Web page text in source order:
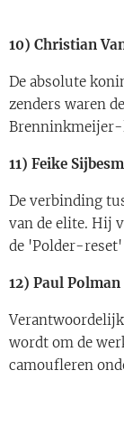
10) Christian
De absolute
zenders waren
Brenninkmeijer-
11) Feike
De verbinding
van de elite. Hij
de 'Polder-reset'
12) Paul
wordt om de
camoufleren